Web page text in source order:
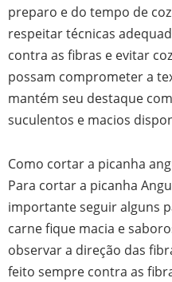
preparo e do tempo de
respeitar técnicas
contra as fibras e evitar
possam comprometer a
mantém seu destaque
suculentos e macios
Como cortar a picanha
Para cortar a picanha
importante seguir alguns
carne fique macia e
observar a direção das
feito sempre contra as